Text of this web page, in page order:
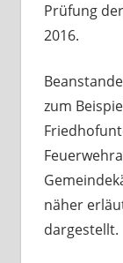
Prüfung
2016.
zum
näher
dargestellt.